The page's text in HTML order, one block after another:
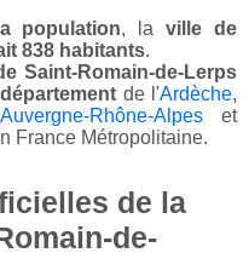
population, laville de
838 habitants.
Saint-Romain-de-Lerps
de l'Ardèche,
Auvergne-Rhône-Alpes et
France Métropolitaine.
de la
de-